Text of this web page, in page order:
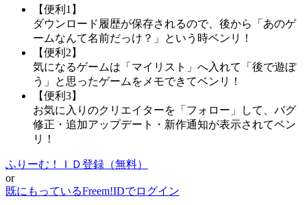
【便利1】
ダウンロード履歴が保存されるので、後から「あのゲ
ームなんて名前だっけ？」という時ベンリ！
【便利2】
気になるゲームは「マイリスト」へ入れて「後で遊ぼ
う」と思ったゲームをメモできてベンリ！
【便利3】
お気に入りのクリエイターを「フォロー」して、バグ
修正・追加アップデート・新作通知が表示されてベン
リ！
ふりーむ！ＩＤ登録（無料）
or
既にもっているFreem!IDでログイン